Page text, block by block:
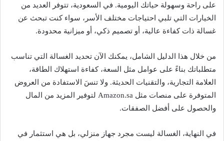
على راحة وسهولة حياتك اليومية. في السعودية، تتوفر العديد من
الخيارات التي تلبي احتياجات مختلف الأسر، سواء كنت تبحث عن
غسالة ذات كفاءة عالية، أو تصميم ذكي، أو ميزانية محدودة.
من خلال هذا الدليل الشامل، يمكنك الآن تحديد الغسالة التي تناسب
متطلباتك بناءً على عوامل مثل السعة، كفاءة استهلاك الطاقة،
العلامة التجارية، والتقنيات الحديثة. ولا تنسَ الاستفادة من العروض
المتوفرة على منصات مثل Amazon.sa لتوفير المزيد من المال
والحصول على أفضل الصفقات.
في النهاية، الغسالة ليست مجرد جهاز منزلي، بل هي استثمار في